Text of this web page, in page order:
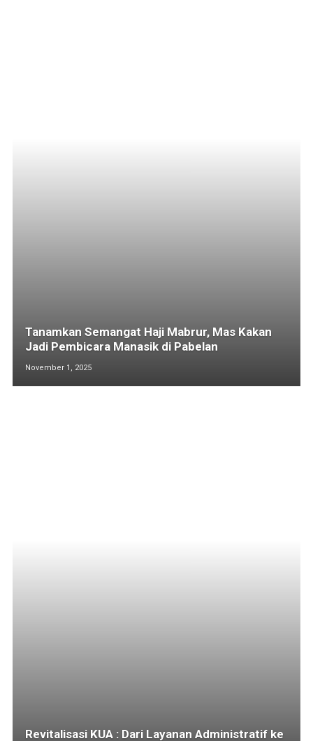
Tanamkan Semangat Haji Mabrur, Mas Kakan
Jadi Pembicara Manasik di Pabelan
November 1, 2025
Revitalisasi KUA : Dari Layanan Administratif ke